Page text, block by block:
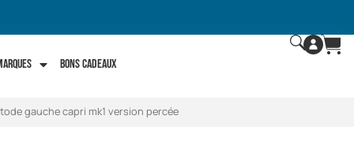
Bons Cadeaux
gauche capri mk1 version percée